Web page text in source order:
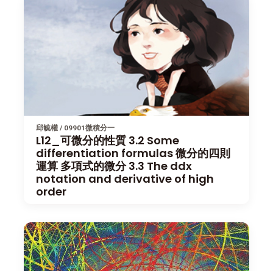
邱毓權 / 09901微積分一
L12_可微分的性質 3.2 Some
differentiation formulas 微分的四則
運算 多項式的微分 3.3 The ddx
notation and derivative of high
order